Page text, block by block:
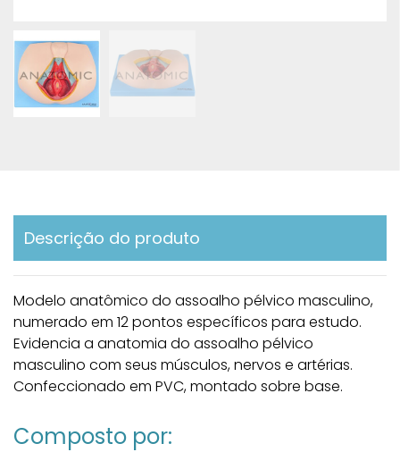
Descrição do produto
Modelo anatômico do assoalho pélvico masculino,
numerado em 12 pontos específicos para estudo.
Evidencia a anatomia do assoalho pélvico
masculino com seus músculos, nervos e artérias.
Confeccionado em PVC, montado sobre base.
Composto por: